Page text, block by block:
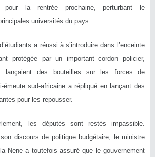
la rentrée prochaine, perturbant le
universités du pays
a réussi à s’introduire dans l’enceinte
protégée par un important cordon policier,
lançaient des bouteilles sur les forces de
émeute sud-africaine a répliqué en lançant des
pour les repousser.
les députés sont restés impassible.
discours de politique budgétaire, le ministre
Nene a toutefois assuré que le gouvernement